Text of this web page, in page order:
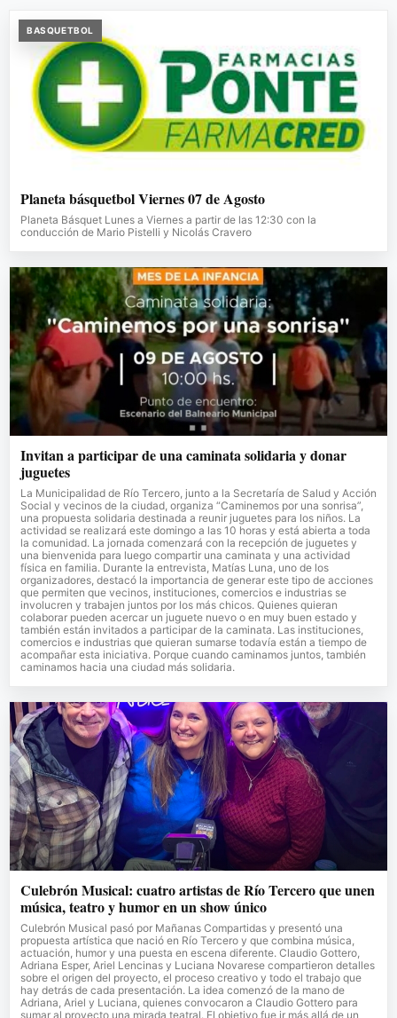
BASQUETBOL
Planeta básquetbol Viernes 07 de Agosto
Planeta Básquet Lunes a Viernes a partir de las 12:30 con la
conducción de Mario Pistelli y Nicolás Cravero
Invitan a participar de una caminata solidaria y donar
juguetes
La Municipalidad de Río Tercero, junto a la Secretaría de Salud y Acción
Social y vecinos de la ciudad, organiza “Caminemos por una sonrisa”,
una propuesta solidaria destinada a reunir juguetes para los niños. La
actividad se realizará este domingo a las 10 horas y está abierta a toda
la comunidad. La jornada comenzará con la recepción de juguetes y
una bienvenida para luego compartir una caminata y una actividad
física en familia. Durante la entrevista, Matías Luna, uno de los
organizadores, destacó la importancia de generar este tipo de acciones
que permiten que vecinos, instituciones, comercios e industrias se
involucren y trabajen juntos por los más chicos. Quienes quieran
colaborar pueden acercar un juguete nuevo o en muy buen estado y
también están invitados a participar de la caminata. Las instituciones,
comercios e industrias que quieran sumarse todavía están a tiempo de
acompañar esta iniciativa. Porque cuando caminamos juntos, también
caminamos hacia una ciudad más solidaria.
Culebrón Musical: cuatro artistas de Río Tercero que unen
música, teatro y humor en un show único
Culebrón Musical pasó por Mañanas Compartidas y presentó una
propuesta artística que nació en Río Tercero y que combina música,
actuación, humor y una puesta en escena diferente. Claudio Gottero,
Adriana Esper, Ariel Lencinas y Luciana Novarese compartieron detalles
sobre el origen del proyecto, el proceso creativo y todo el trabajo que
hay detrás de cada presentación. La idea comenzó de la mano de
Adriana, Ariel y Luciana, quienes convocaron a Claudio Gottero para
sumar al proyecto una mirada teatral. El objetivo fue ir más allá de un